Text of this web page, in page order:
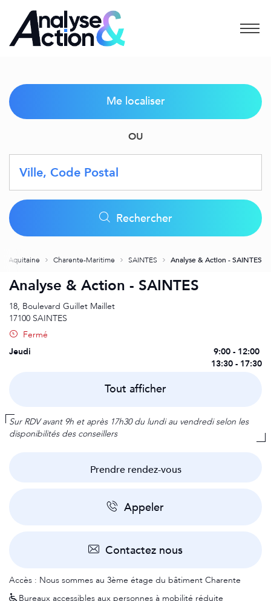
Menu
Me localiser
OU
Latitude
Longitude
Geolocation
Rechercher
Aquitaine Charente-Maritime SAINTES Analyse & Action - SAINTES
Analyse & Action - SAINTES
18, Boulevard Guillet Maillet
17100 SAINTES
Fermé
Lundi
9:00 - 12:00
13:30 - 17:30
Mardi
9:00 - 12:00
13:30 - 17:30
Mercredi
9:00 - 12:00
13:30 - 17:30
Jeudi
9:00 - 12:00
13:30 - 17:30
Tout afficher
Sur RDV avant 9h et après 17h30 du lundi au vendredi selon les
disponibilités des conseillers
Prendre rendez-vous
Appeler
Contactez nous
Accès : Nous sommes au 3ème étage du bâtiment Charente
Bureaux accessibles aux personnes à mobilité réduite